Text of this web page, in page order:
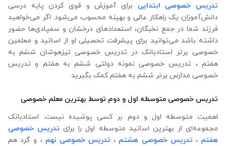
تدریس خصوصی ابتدایی برای آموزش و قوی کردن پایه درسی
دانش‌آموزان یک راهکار عالی و بهینه محسوب می‌شود. اگر می‌خواهید
فرزند شما در جمع نخبگان، استعدادهای درخشان و سمپادی‌ها حضور
داشته باشد می‌توانید برای پیشرفت تحصیلی او از اساتید و معلمین
خصوصی برتر استادبانک در تدریس خصوصی تیزهوشان ششم به
هفتم ، تدریس خصوصی نمونه دولتی ششم به هفتم و تدریس
خصوصی مدارس برتر ششم به هفتم کمک بگیرید
تدریس خصوصی متوسطه اول و دوم توسط بهترین معلم خصوصی
اهمیت متوسطه اول و دوم بر کسی پوشیده نیست. استادبانک
مجموعه‌ای از بهترین اساتید متوسطه اول را برای تدریس خصوصی
هفتم، تدریس خصوصی هشتم ، تدریس خصوصی نهم، و گرد هم